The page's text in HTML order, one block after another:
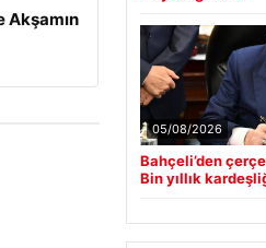
Akşamın
05/08/2026
Bahçeli’den
Bin yıllık